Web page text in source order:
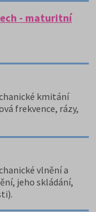
- maturitní
kmitání
frekvence, rázy,
vlnění a
jeho skládání,